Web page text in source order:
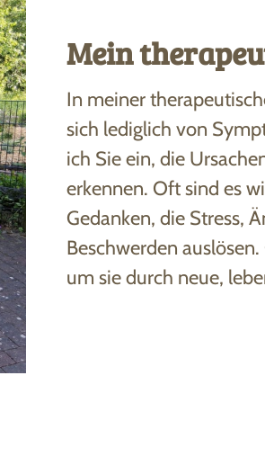
Mein
In meiner
sich lediglich von
ich Sie ein, die
erkennen. Oft sind es
Gedanken, die Stress,
Beschwerden
um sie durch neue,